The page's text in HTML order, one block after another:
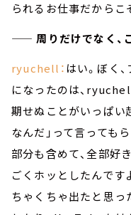
られるお仕事だからこ
—— 周りだけでなく、
ryuchell： はい。ぼく
になったのは、
期せぬことがいっぱい
なんだ」って言っても
部分も含めて、全部好
ごくホッとしたんです
ちゃくちゃ出たと思っ